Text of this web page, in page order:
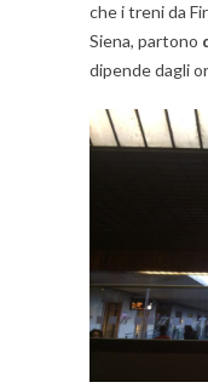
che i treni da
Siena, partono
dipende dagli